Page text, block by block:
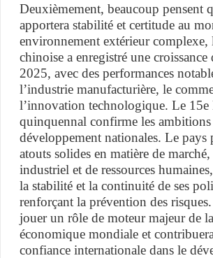
Deuxièmement, beaucoup pensent
apportera stabilité et certitude au
environnement extérieur complexe,
chinoise a enregistré une croissance
2025, avec des performances
l’industrie manufacturière, le
l’innovation technologique. Le 15e
quinquennal confirme les ambitions
développement nationales. Le pays
atouts solides en matière de marché,
industriel et de ressources
la stabilité et la continuité de ses
renforçant la prévention des
jouer un rôle de moteur majeur de
économique mondiale et
confiance internationale dans le